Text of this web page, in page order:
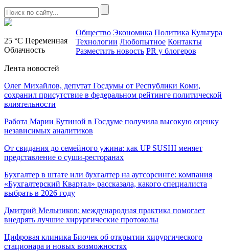
25 °C Переменная
Облачность
Общество Экономика Политика Культура
Технологии Любопытное Контакты
Разместить новость PR у блогеров
Лента новостей
Олег Михайлов, депутат Госдумы от Республики Коми,
сохранил присутствие в федеральном рейтинге политической
влиятельности
Работа Марии Бутиной в Госдуме получила высокую оценку
независимых аналитиков
От свидания до семейного ужина: как UP SUSHI меняет
представление о суши-ресторанах
Бухгалтер в штате или бухгалтер на аутсорсинге: компания
«Бухгалтерский Квартал» рассказала, какого специалиста
выбрать в 2026 году
Дмитрий Мельников: международная практика помогает
внедрять лучшие хирургические протоколы
Цифровая клиника Биочек об открытии хирургического
стационара и новых возможностях